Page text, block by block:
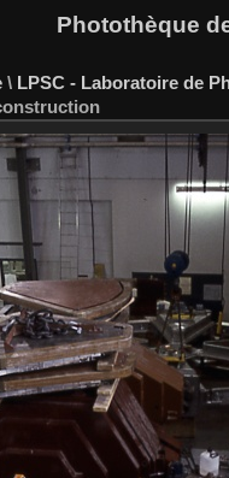
Photothèque
\ LPSC - Laboratoire de